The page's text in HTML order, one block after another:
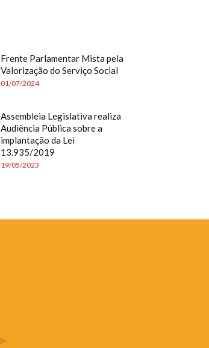
Frente Parlamentar Mista pela
Valorização do Serviço Social
01/07/2024
Assembleia Legislativa realiza
Audiência Pública sobre a
implantação da Lei
13.935/2019
19/05/2023